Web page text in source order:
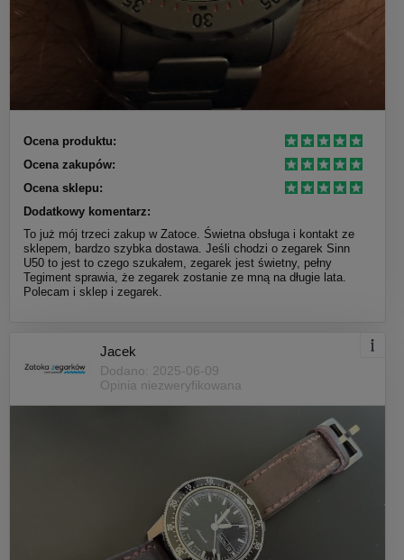
Ocena produktu:
Ocena zakupów:
Ocena sklepu:
Dodatkowy komentarz:
To już mój trzeci zakup w Zatoce. Świetna obsługa i kontakt ze
sklepem, bardzo szybka dostawa. Jeśli chodzi o zegarek Sinn
U50 to jest to czego szukałem, zegarek jest świetny, pełny
Tegiment sprawia, że zegarek zostanie ze mną na długie lata.
Polecam i sklep i zegarek.
Jacek
Dodano: 2025-06-09
Opinia niezweryfikowana